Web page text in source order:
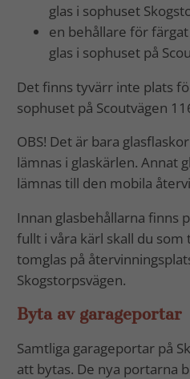
glas i sophuset
en behållare för
glas i sophuset på
Det finns tyvärr inte plats
sophuset på Scoutvägen
OBS! Det är bara
lämnas i glaskärlen. Annat
lämnas till den mobila
Innan glasbehållarna finns
fullt i våra kärl skall du som
tomglas på
Skogstorpsvägen.
Byta av garageportar
Samtliga garageportar på
att bytas. De nya portarna